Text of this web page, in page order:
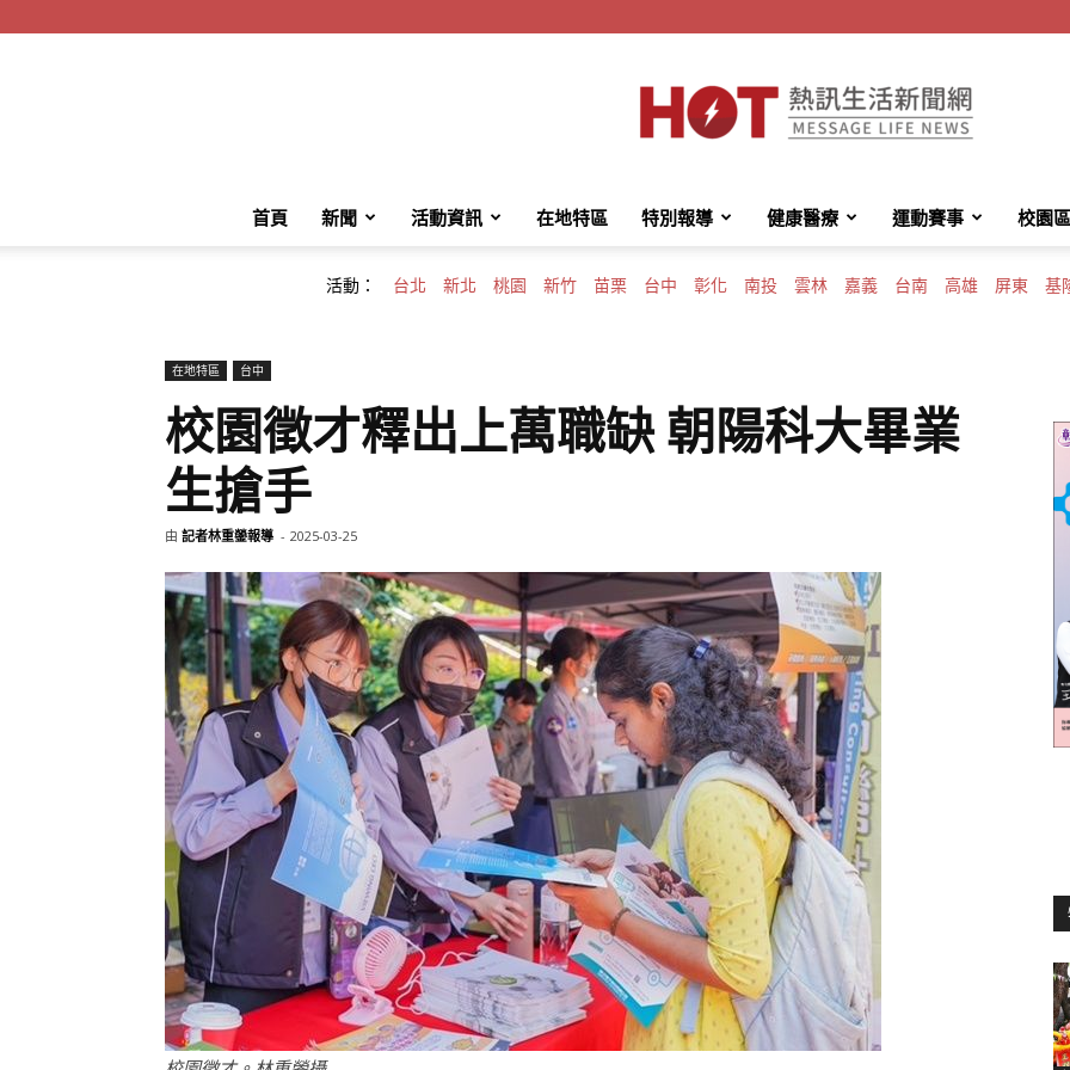
HotMessage
生
活
新
首頁 新聞 活動資訊 在地特區 特別報導 健康醫療 運動賽事 校園區
活動： 台北 新北 桃園 新竹 苗栗 台中 彰化 南投 雲林 嘉義 台南 高雄 屏東 基
在地特區 台中
校園徵才釋出上萬職缺 朝陽科大畢業
生搶手
由 記者林重鎣報導 - 2025-03-25